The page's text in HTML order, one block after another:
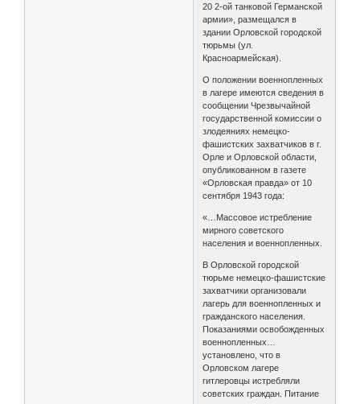
20 2-ой танковой Германской
армии», размещался в
здании Орловской городской
тюрьмы (ул.
Красноармейская).
О положении военнопленных
в лагере имеются сведения в
сообщении Чрезвычайной
государственной комиссии о
злодеяниях немецко-
фашистских захватчиков в г.
Орле и Орловской области,
опубликованном в газете
«Орловская правда» от 10
сентября 1943 года:
«…Массовое истребление
мирного советского
населения и военнопленных.
В Орловской городской
тюрьме немецко-фашистские
захватчики организовали
лагерь для военнопленных и
гражданского населения.
Показаниями освобожденных
военнопленных…
установлено, что в
Орловском лагере
гитлеровцы истребляли
советских граждан. Питание